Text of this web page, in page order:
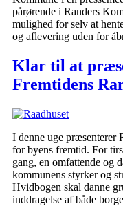
pårørende i Randers
mulighed for selv at
og aflevering uden for
Klar til at
Fremtidens
I denne uge præsenterer
for byens fremtid. For
gang, en omfattende og
kommunens styrker og
Hvidbogen skal danne
inddragelse af både